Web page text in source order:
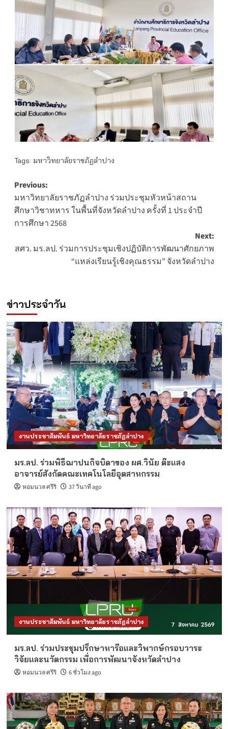
Tags: มหาวิทยาลัยราชภัฏลำปาง
Post
navigation
Previous:
มหาวิทยาลัยราชภัฏลำปาง ร่วมประชุมหัวหน้าสถาน
ศึกษาวิชาทหาร ในพื้นที่จังหวัดลำปาง ครั้งที่ 1 ประจำปี
การศึกษา 2568
Next:
สศว. มร.ลป. ร่วมการประชุมเชิงปฏิบัติการพัฒนาศักยภาพ
“แหล่งเรียนรู้เชิงคุณธรรม” จังหวัดลำปาง
ข่าวประจำวัน
งานประชาสัมพันธ์ มหาวิทยาลัยราชภัฏลำปาง
มร.ลป. ร่วมพิธีฌาปนกิจบิดาของ ผศ.วินัย ต๊ะแสง
อาจารย์สังกัดคณะเทคโนโลยีอุตสาหกรรม
หอมนวล ศรีริ 37 วินาที ago
งานประชาสัมพันธ์ มหาวิทยาลัยราชภัฏลำปาง
มร.ลป. ร่วมประชุมปรึกษาหารือและวิพากษ์กรอบวาระ
วิจัยและนวัตกรรม เพื่อการพัฒนาจังหวัดลำปาง
หอมนวล ศรีริ 6 ชั่วโมง ago